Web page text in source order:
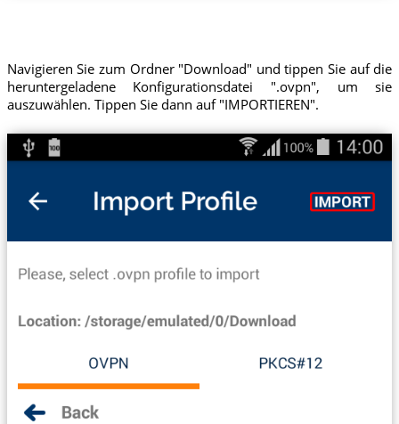
Navigieren Sie zum Ordner "Download" und tippen Sie auf die
heruntergeladene Konfigurationsdatei ".ovpn", um sie
auszuwählen. Tippen Sie dann auf "IMPORTIEREN".